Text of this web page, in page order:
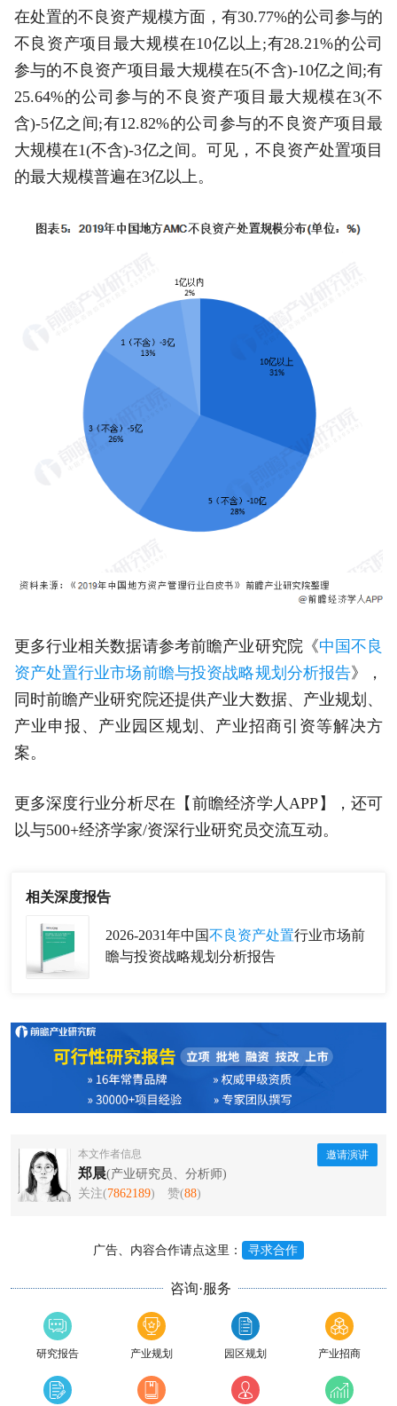
在处置的不良资产规模方面，有30.77%的公司参与的
不良资产项目最大规模在10亿以上;有28.21%的公司
参与的不良资产项目最大规模在5(不含)-10亿之间;有
25.64%的公司参与的不良资产项目最大规模在3(不
含)-5亿之间;有12.82%的公司参与的不良资产项目最
大规模在1(不含)-3亿之间。可见，不良资产处置项目
的最大规模普遍在3亿以上。
更多行业相关数据请参考前瞻产业研究院《中国不良
资产处置行业市场前瞻与投资战略规划分析报告》，
同时前瞻产业研究院还提供产业大数据、产业规划、
产业申报、产业园区规划、产业招商引资等解决方
案。
更多深度行业分析尽在【前瞻经济学人APP】，还可
以与500+经济学家/资深行业研究员交流互动。
相关深度报告
2026-2031年中国不良资产处置行业市场前
瞻与投资战略规划分析报告
本文作者信息
郑晨(产业研究员、分析师)
关注(7862189) 赞(88)
邀请演讲
广告、内容合作请点这里： 寻求合作
咨询·服务
研究报告 产业规划 园区规划 产业招商